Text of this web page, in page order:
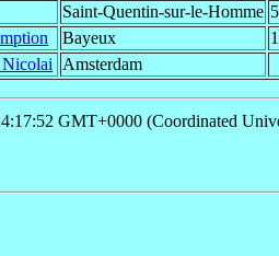
Saint-Quentin-sur-le-Homme
Bayeux
Amsterdam
GMT+0000 (Coordinated